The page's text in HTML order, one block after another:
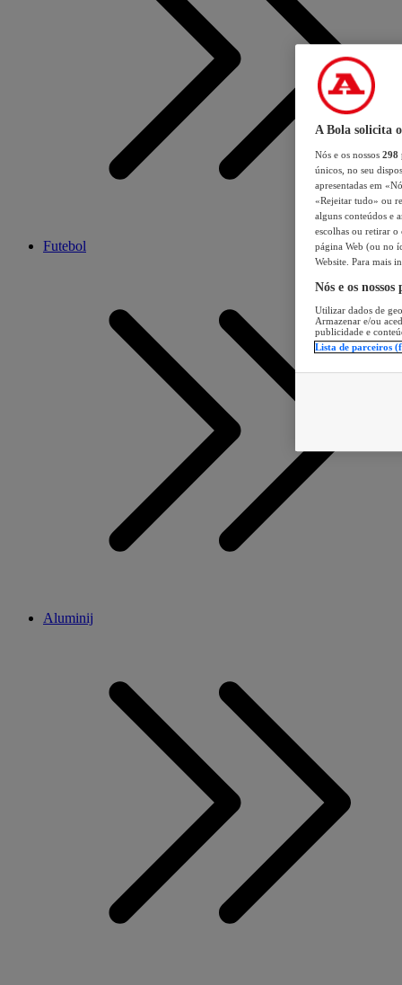
Futebol
Aluminij
A Bola solicita
Nós e os nossos 298
únicos, no seu
apresentadas em
«Rejeitar tudo» ou
alguns conteúdos e
escolhas ou retirar
página Web (ou no
Website. Para mais
Nós e os
Utilizar dados de
Armazenar e/ou
publicidade e
Lista de parceiros